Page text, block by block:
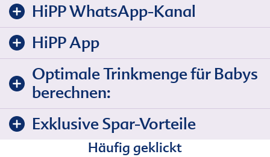
HiPP WhatsApp-Kanal
HiPP App
Optimale Trinkmenge für Babys
berechnen:
Exklusive Spar-Vorteile
Häufig geklickt